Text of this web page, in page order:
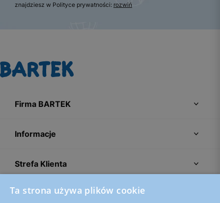
znajdziesz w Polityce prywatności: rozwiń
Firma BARTEK
Informacje
Strefa Klienta
Porady
Ta strona używa plików cookie